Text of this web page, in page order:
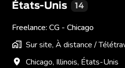
États-Unis 14
Freelance: CG - Chicago
Sur site, À distance /
Chicago, Illinois, États-Unis